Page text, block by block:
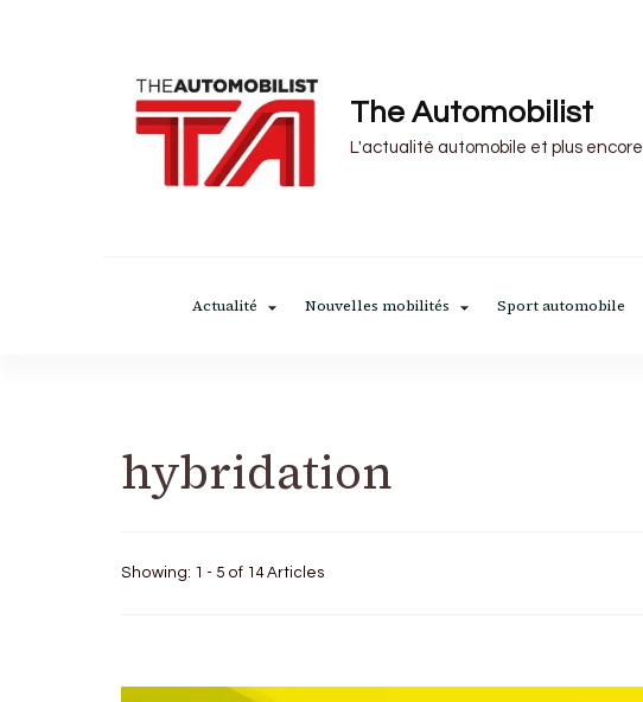
The Automobilist
L'actualité automobile et plus encore
Actualité Nouvelles mobilités Sport automobile
hybridation
Showing: 1 - 5 of 14 Articles